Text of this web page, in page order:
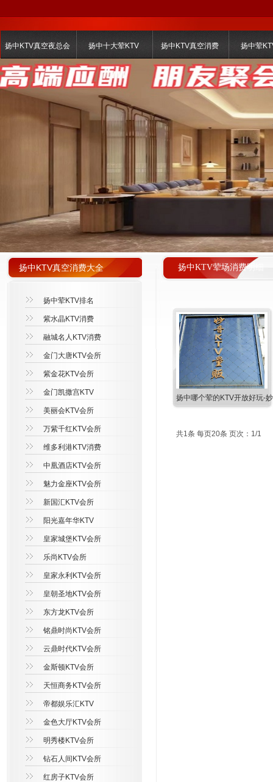
扬中KTV真空夜总会 扬中十大荤KTV 扬中KTV真空消费 扬中荤
扬中KTV荤场消费明细
扬中哪个荤的KTV开放好玩-
共1条 每页20条 页次：1/1
扬中KTV真空消费大全
扬中荤KTV排名
紫水晶KTV消费
融城名人KTV消费
金门大唐KTV会所
紫金花KTV会所
金门凯撒宫KTV
美丽会KTV会所
万紫千红KTV会所
维多利港KTV消费
中凰酒店KTV会所
魅力金座KTV会所
新国汇KTV会所
阳光嘉年华KTV
皇家城堡KTV会所
乐尚KTV会所
皇家永利KTV会所
皇朝圣地KTV会所
东方龙KTV会所
铭鼎时尚KTV会所
云鼎时代KTV会所
金斯顿KTV会所
天恒商务KTV会所
帝都娱乐汇KTV
金色大厅KTV会所
明秀楼KTV会所
钻石人间KTV会所
红房子KTV会所